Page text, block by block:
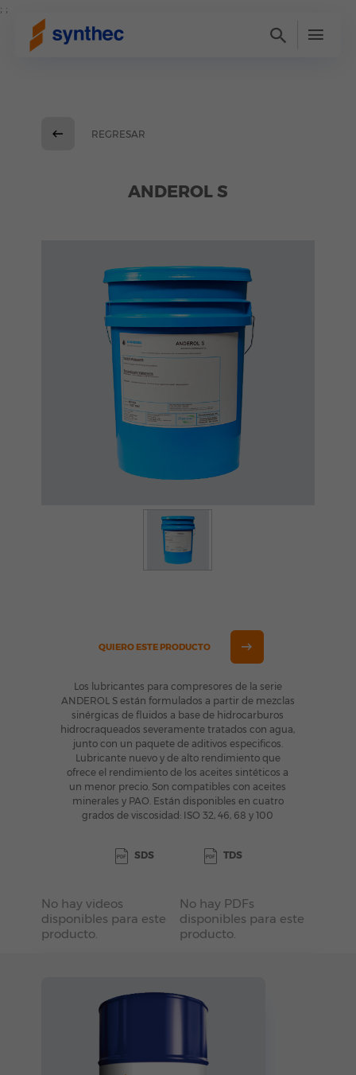
; ;
REGRESAR
ANDEROL S
QUIERO ESTE PRODUCTO
Los lubricantes para compresores de la serie
ANDEROL S están formulados a partir de mezclas
sinérgicas de fluidos a base de hidrocarburos
hidrocraqueados severamente tratados con agua,
junto con un paquete de aditivos especificos.
Lubricante nuevo y de alto rendimiento que
ofrece el rendimiento de los aceites sintéticos a
un menor precio. Son compatibles con aceites
minerales y PAO. Están disponibles en cuatro
grados de viscosidad: ISO 32, 46, 68 y 100
SDS TDS
No hay videos
disponibles para este
producto.
No hay PDFs
disponibles para este
producto.